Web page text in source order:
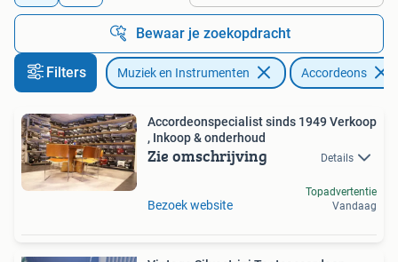
Bewaar je zoekopdracht
Filters Muziek en Instrumenten Accordeons
Accordeonspecialist sinds 1949 Verkoop
, Inkoop & onderhoud
Zie omschrijving Details
Bezoek website
Topadvertentie
Vandaag